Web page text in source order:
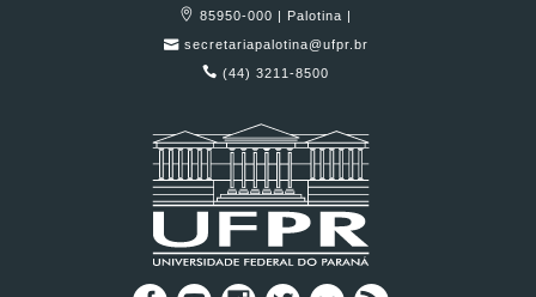
85950-000 | Palotina |
secretariapalotina@ufpr.br
(44) 3211-8500